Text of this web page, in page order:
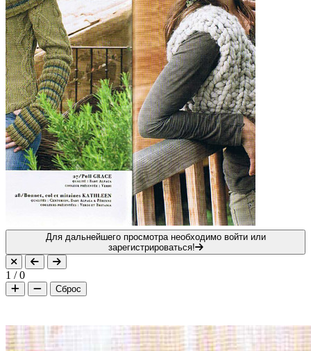
Для дальнейшего просмотра необходимо войти или
зарегистрироваться!
1 /0
Сброс